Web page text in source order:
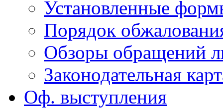
Установленные
Порядок
Обзоры обращений
Законодательная
Оф. выступления